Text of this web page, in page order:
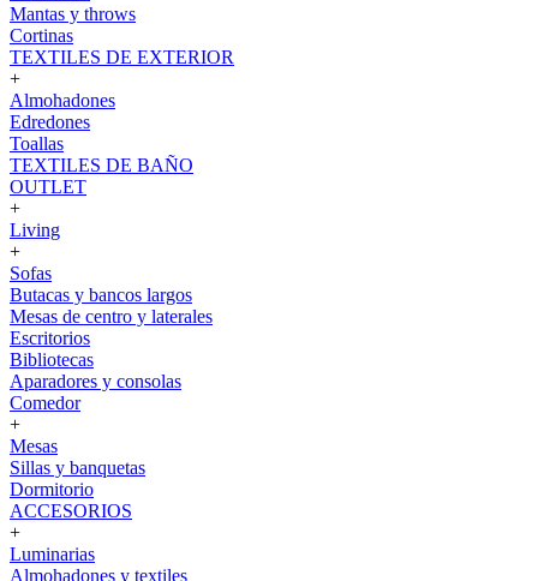
Mantas y throws
Cortinas
TEXTILES DE EXTERIOR
+
Almohadones
Edredones
Toallas
TEXTILES DE BAÑO
OUTLET
+
Living
+
Sofas
Butacas y bancos largos
Mesas de centro y laterales
Escritorios
Bibliotecas
Aparadores y consolas
Comedor
+
Mesas
Sillas y banquetas
Dormitorio
ACCESORIOS
+
Luminarias
Almohadones y textiles